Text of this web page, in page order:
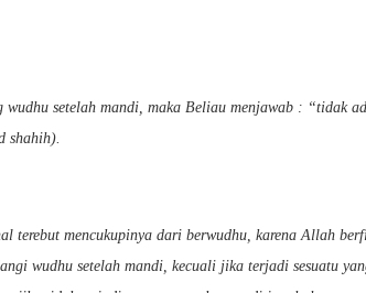
setelah mandi, maka Beliau menjawab : “tidak
shahih).
terebut mencukupinya dari berwudhu, karena Allah
wudhu setelah mandi, kecuali jika terjadi sesuatu